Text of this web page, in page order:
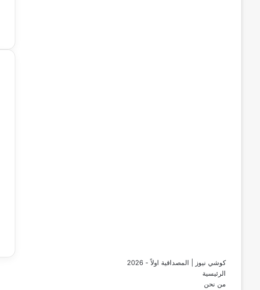
كوشي نيوز | المصداقية اولاً - 2026
الرئيسية
من نحن